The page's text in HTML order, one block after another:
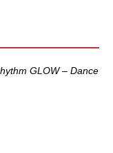
GLOW – Dance